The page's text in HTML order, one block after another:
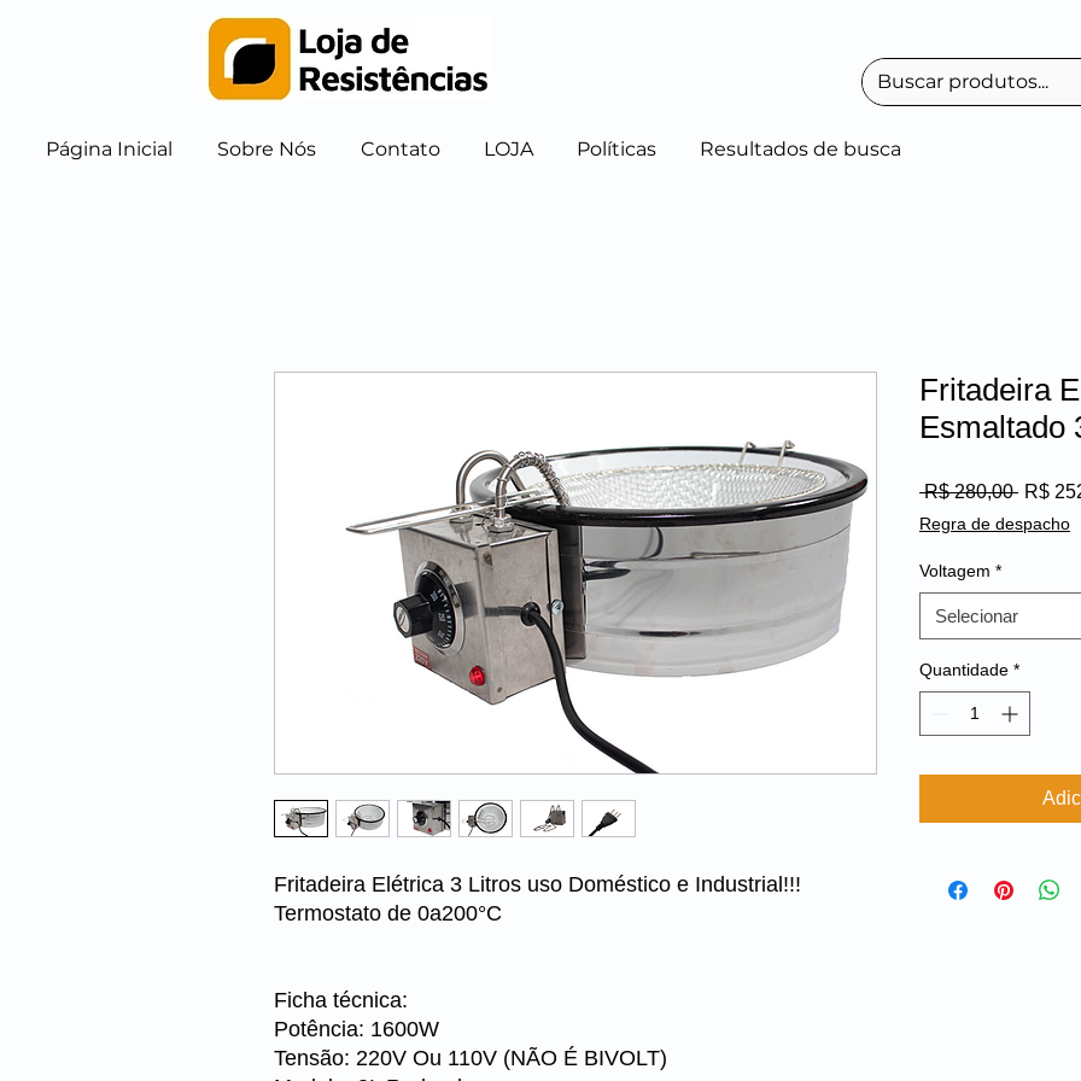
Página Inicial Sobre Nós Contato LOJA Políticas Resultados de busca
Fritadeira Elétrica 3 Litros uso Doméstico e Industrial!!!
Termostato de 0a200°C
Ficha técnica:
Potência: 1600W
Tensão: 220V Ou 110V (NÃO É BIVOLT)
Fritadeira
Esmaltado
R$ 280,00 Preço
R$
Regra de despacho
Voltagem *
Selecionar
Quantidade *